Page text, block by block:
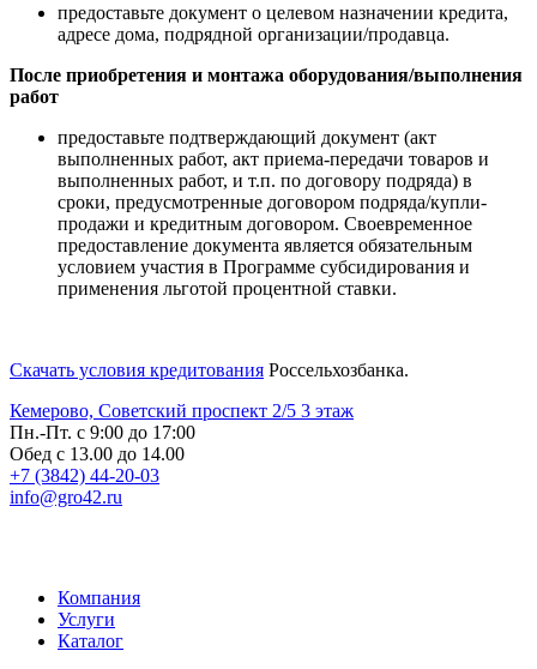
предоставьте документ о целевом назначении кредита,
адресе дома, подрядной организации/продавца.
После приобретения и монтажа оборудования/выполнения
работ
предоставьте подтверждающий документ (акт
выполненных работ, акт приема-передачи товаров и
выполненных работ, и т.п. по договору подряда) в
сроки, предусмотренные договором подряда/купли-
продажи и кредитным договором. Своевременное
предоставление документа является обязательным
условием участия в Программе субсидирования и
применения льготой процентной ставки.
Скачать условия кредитования Россельхозбанка.
Кемерово, Советский проспект 2/5 3 этаж
Пн.-Пт. с 9:00 до 17:00
Обед с 13.00 до 14.00
+7 (3842) 44-20-03
info@gro42.ru
Компания
Услуги
Каталог